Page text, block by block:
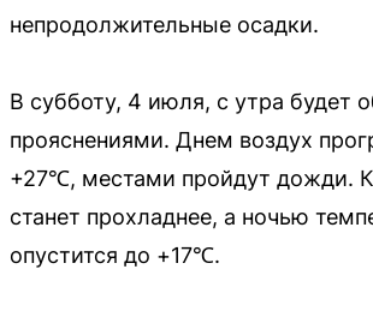
непродолжительные осадки.
В субботу, 4 июля, с утра будет
прояснениями. Днем воздух
+27℃, местами пройдут дожди.
станет прохладнее, а ночью
опустится до +17℃.